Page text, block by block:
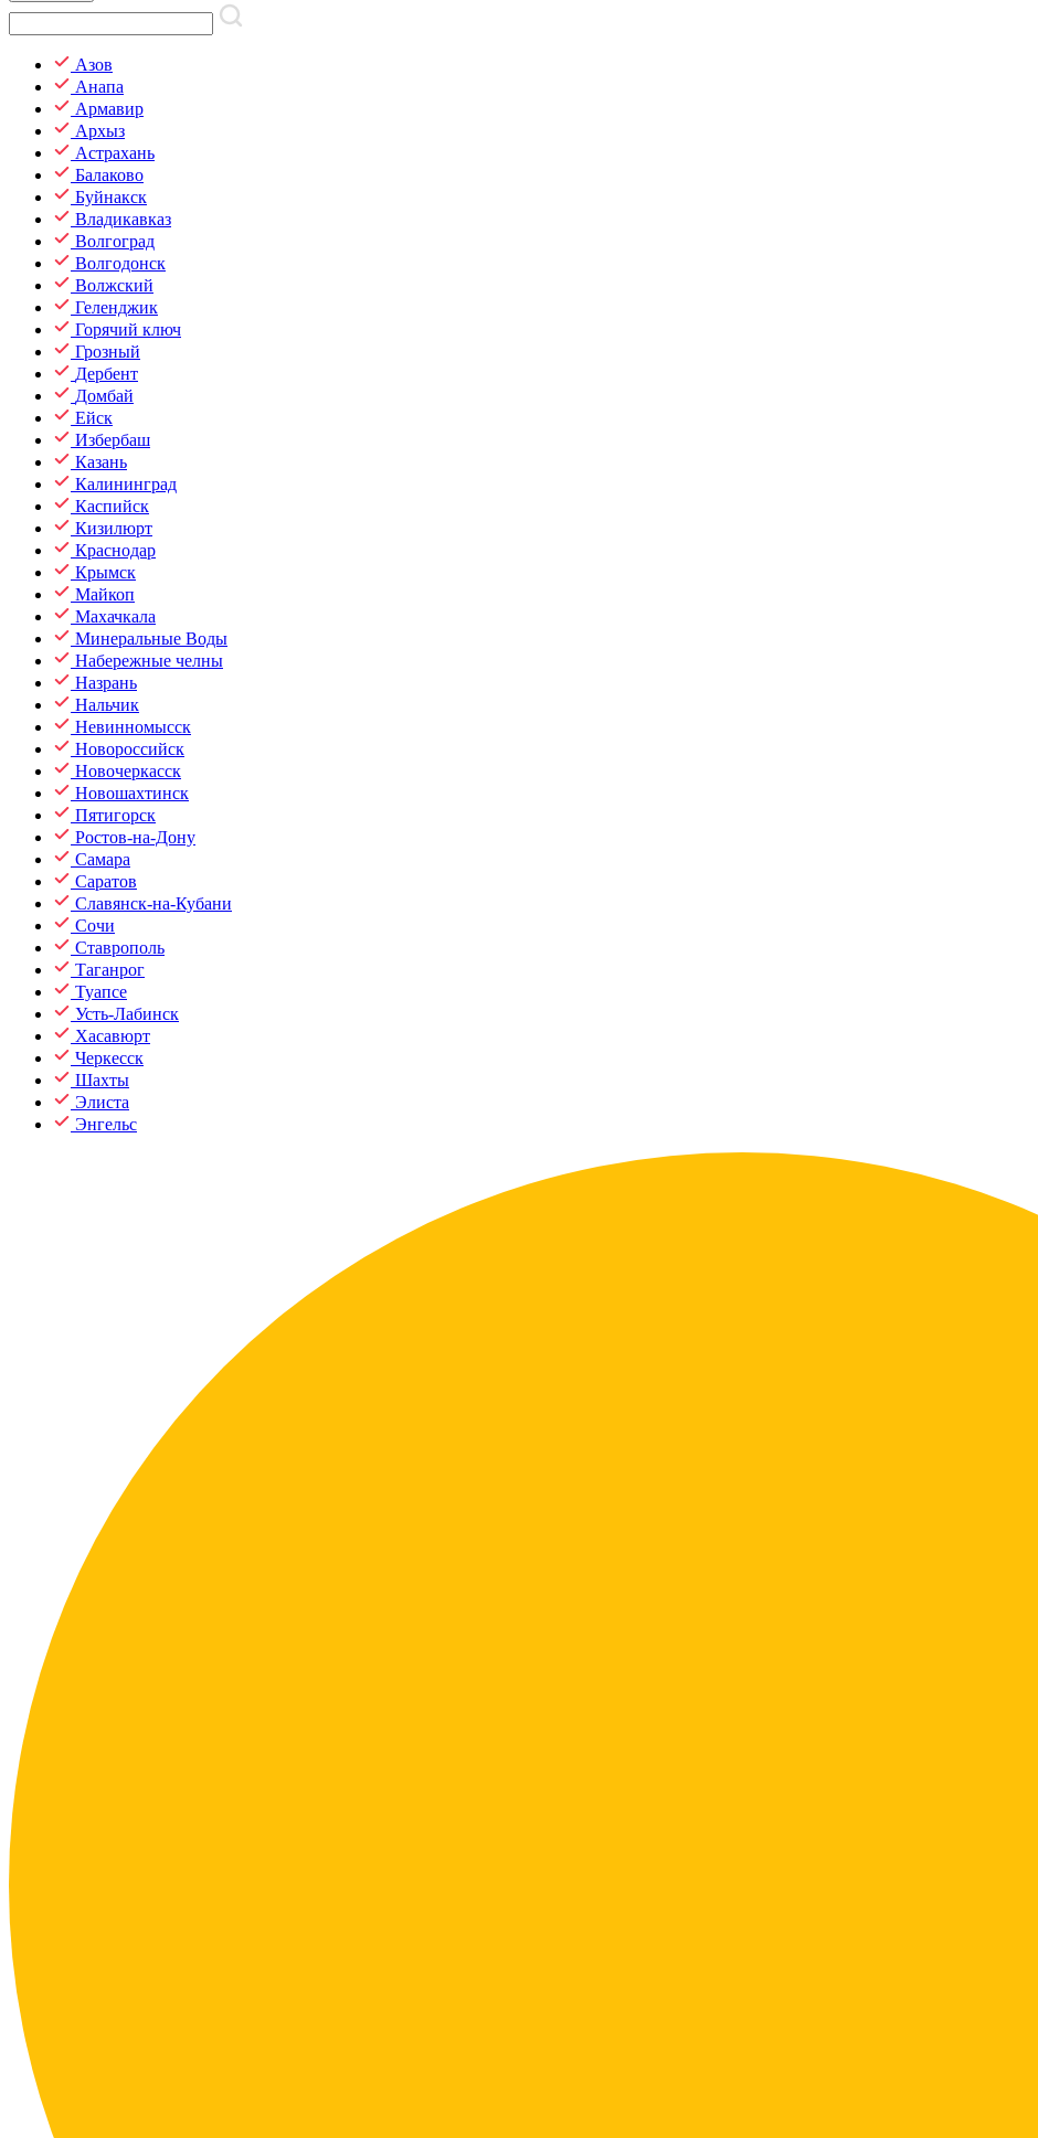
Азов
Анапа
Армавир
Архыз
Астрахань
Балаково
Буйнакск
Владикавказ
Волгоград
Волгодонск
Волжский
Геленджик
Горячий ключ
Грозный
Дербент
Домбай
Ейск
Избербаш
Казань
Калининград
Каспийск
Кизилюрт
Краснодар
Крымск
Майкоп
Махачкала
Минеральные Воды
Набережные челны
Назрань
Нальчик
Невинномысск
Новороссийск
Новочеркасск
Новошахтинск
Пятигорск
Ростов-на-Дону
Самара
Саратов
Славянск-на-Кубани
Сочи
Ставрополь
Таганрог
Туапсе
Усть-Лабинск
Хасавюрт
Черкесск
Шахты
Элиста
Энгельс